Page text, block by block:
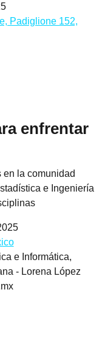
Padiglione 152,
enfrentar
en la comunidad
e Ingeniería
e Informática,
- Lorena López